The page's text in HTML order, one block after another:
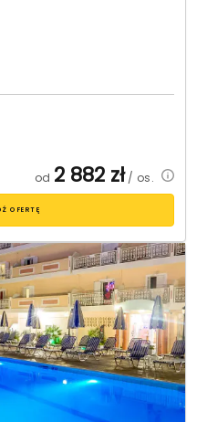
od 2 882 zł/ os.
OFERTĘ